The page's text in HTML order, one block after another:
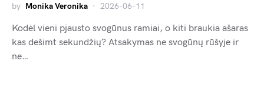
by Monika Veronika 2026-06-11
Kodėl vieni pjausto svogūnus ramiai, o kiti braukia ašaras
kas dešimt sekundžių? Atsakymas ne svogūnų rūšyje ir
ne…